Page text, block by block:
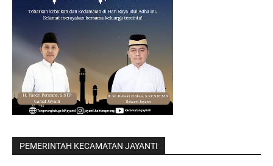
PEMERINTAH KECAMATAN JAYANTI